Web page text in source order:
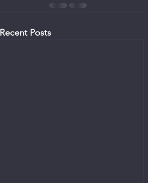
Recent Posts